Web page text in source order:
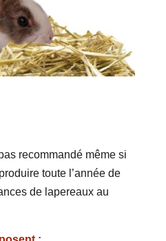
recommandé même si
toute l’année de
de lapereaux au